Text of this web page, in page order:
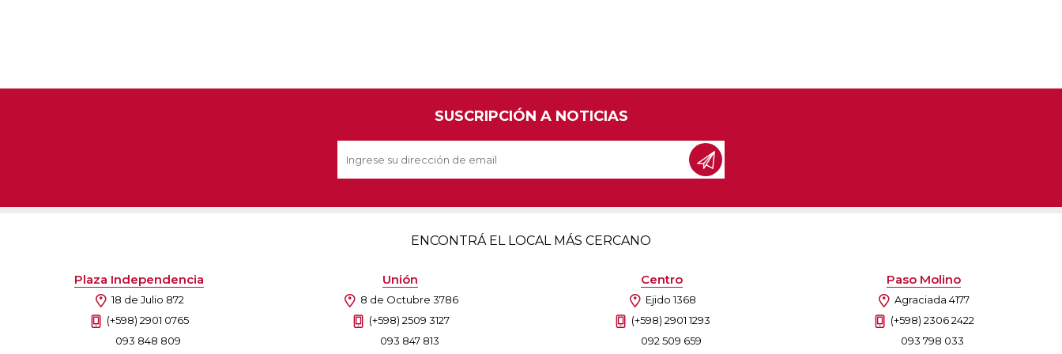
SUSCRIPCIÓN A NOTICIAS
ENCONTRÁ EL LOCAL MÁS CERCANO
Plaza Independencia
18 de Julio 872
(+598) 2901 0765
093 848 809
Unión
8 de Octubre 3786
(+598) 2509 3127
093 847 813
Centro
Ejido 1368
(+598) 2901 1293
092 509 659
Paso Molino
Agraciada 4177
(+598) 2306 2422
093 798 033